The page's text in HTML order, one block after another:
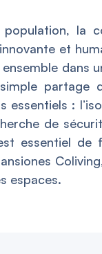
la
et
dans
partage
essentiels :
de
essentiel de
espaces.